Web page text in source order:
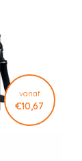
vanaf
€10,67